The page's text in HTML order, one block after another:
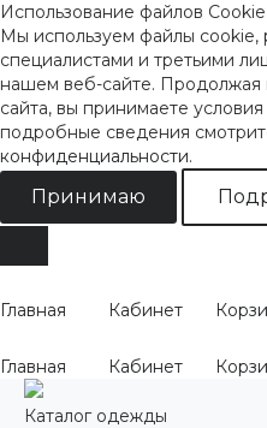
Использование файлов Cookie
Мы используем файлы
специалистами и третьими
нашем веб-сайте. Продолжая
сайта, вы принимаете
подробные сведения
конфиденциальности.
Принимаю
Главная Кабинет
Главная Кабинет
Каталог одежды